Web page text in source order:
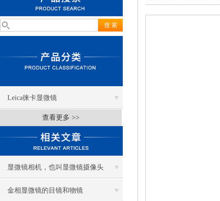
Leica徕卡显微镜
查看更多 >>
显微镜相机，也叫显微镜摄像头
金相显微镜的目镜和物镜